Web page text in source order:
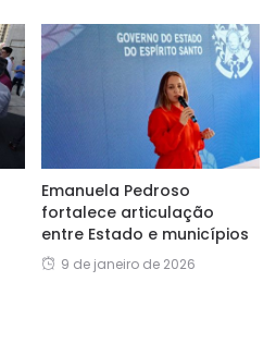
Emanuela Pedroso
fortalece articulação
entre Estado e municípios
9 de janeiro de 2026